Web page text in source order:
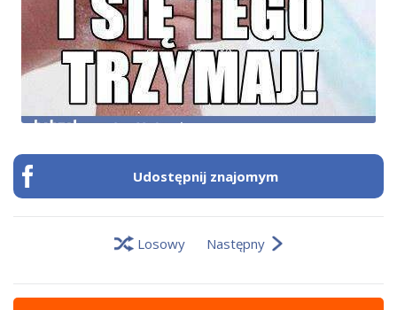
Udostępnij znajomym
Losowy Następny